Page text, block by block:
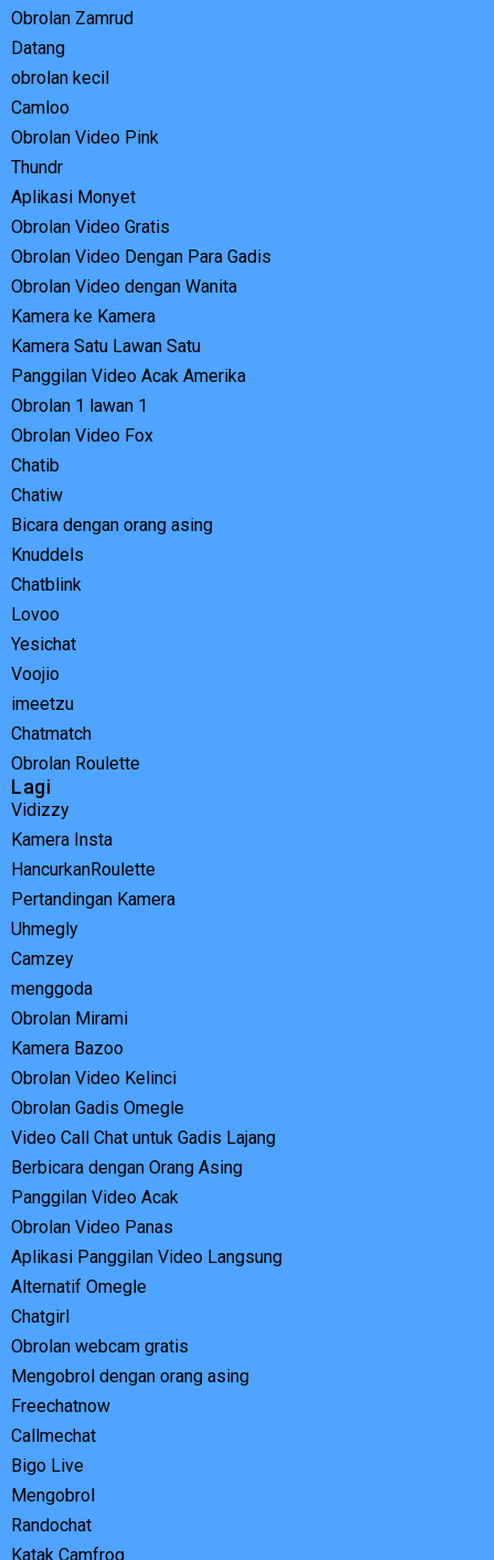
Obrolan Zamrud
Datang
obrolan kecil
Camloo
Obrolan Video Pink
Thundr
Aplikasi Monyet
Obrolan Video Gratis
Obrolan Video Dengan Para Gadis
Obrolan Video dengan Wanita
Kamera ke Kamera
Kamera Satu Lawan Satu
Panggilan Video Acak Amerika
Obrolan 1 lawan 1
Obrolan Video Fox
Chatib
Chatiw
Bicara dengan orang asing
Knuddels
Chatblink
Lovoo
Yesichat
Voojio
imeetzu
Chatmatch
Obrolan Roulette
Lagi
Vidizzy
Kamera Insta
HancurkanRoulette
Pertandingan Kamera
Uhmegly
Camzey
menggoda
Obrolan Mirami
Kamera Bazoo
Obrolan Video Kelinci
Obrolan Gadis Omegle
Video Call Chat untuk Gadis Lajang
Berbicara dengan Orang Asing
Panggilan Video Acak
Obrolan Video Panas
Aplikasi Panggilan Video Langsung
Alternatif Omegle
Chatgirl
Obrolan webcam gratis
Mengobrol dengan orang asing
Freechatnow
Callmechat
Bigo Live
Mengobrol
Randochat
Katak Camfrog